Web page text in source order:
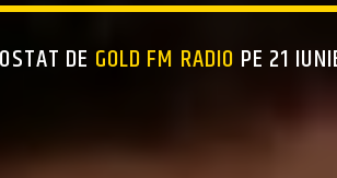
DE GOLD FM RADIO PE 21